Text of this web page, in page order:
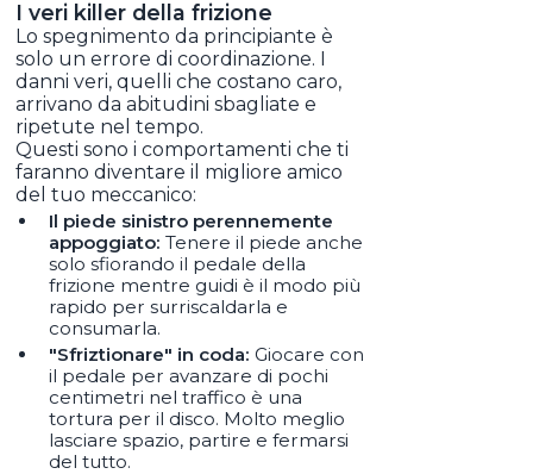
I veri killer della frizione
Lo spegnimento da principiante è
solo un errore di coordinazione. I
danni veri, quelli che costano caro,
arrivano da abitudini sbagliate e
ripetute nel tempo.
Questi sono i comportamenti che ti
faranno diventare il migliore amico
del tuo meccanico:
Il piede sinistro perennemente
appoggiato: Tenere il piede anche
solo sfiorando il pedale della
frizione mentre guidi è il modo più
rapido per surriscaldarla e
consumarla.
"Sfriztionare" in coda: Giocare con
il pedale per avanzare di pochi
centimetri nel traffico è una
tortura per il disco. Molto meglio
lasciare spazio, partire e fermarsi
del tutto.